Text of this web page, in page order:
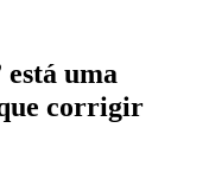
uma
corrigir